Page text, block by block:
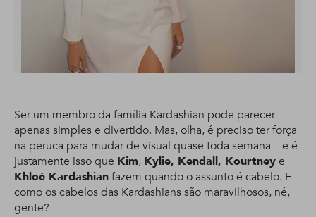
Ser um membro da família Kardashian pode parecer
apenas simples e divertido. Mas, olha, é preciso ter força
na peruca para mudar de visual quase toda semana – e é
justamente isso que Kim, Kylie, Kendall, Kourtneye
Khloé Kardashianfazem quando o assunto é cabelo. E
como os cabelos das Kardashians são maravilhosos, né,
gente?